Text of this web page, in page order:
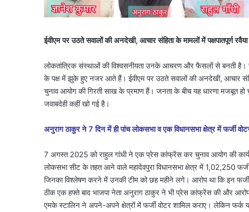
ईवीएम पर उठते सवालों की अनदेखी, आचार संहिता के मामलों में पक्षपातपूर्ण रवैया
लोकतांत्रिक संस्थाओं की विश्वसनीयता उनके आचरण और फैसलों से बनती
के पक्ष में झुके हुए नजर आते हैं। ईवीएम पर उठते सवालों की अनदेखी, आचार
चुनाव आयोग की गिरती साख के प्रमाण हैं। जनता के बीच यह धारणा मजबूत
जवाबदेही कहीं खो गई है।
अनुराग ठाकुर ने 7 दिन में ही पांच लोकसभा व एक विधानसभा क्षेत्र में फर्जी
7 अगस्त 2025 को राहुल गांधी ने एक प्रेस कांफ्रेंस कर चुनाव आयोग की
लोकसभा सीट के तहत आने वाले महादेवपुरा विधानसभा क्षेत्र में 1,02,250
जिनका विश्लेषण करने में उनकी टीम को छह महीने लगे। आरोप था कि इन
ठीक एक हफ्ते बाद भाजपा नेता अनुराग ठाकुर ने भी प्रेस कांफ्रेंस की और
एमके स्टालिन ने अपने-अपने क्षेत्रों में फर्जी वोटर शामिल कराए। लेकिन फर्क